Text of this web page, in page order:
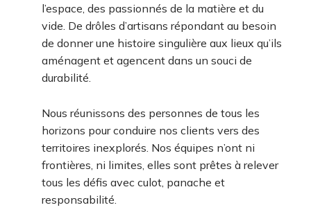
l’espace, des passionnés de la matière et du
vide. De drôles d’artisans répondant au besoin
de donner une histoire singulière aux lieux qu’ils
aménagent et agencent dans un souci de
durabilité.
Nous réunissons des personnes de tous les
horizons pour conduire nos clients vers des
territoires inexplorés. Nos équipes n’ont ni
frontières, ni limites, elles sont prêtes à relever
tous les défis avec culot, panache et
responsabilité.